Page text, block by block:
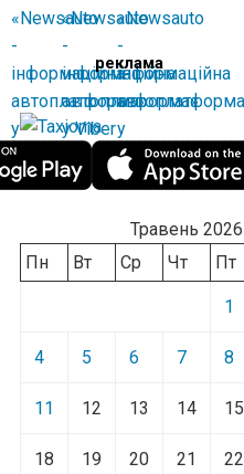
реклама
Травень 2026
Пн
Вт Ср Чт Пт
1
4 5 6 7 8
11 12 13 14 15
18 19 20 21 22